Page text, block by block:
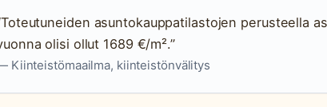
asuntokauppatilastojen perusteella
olisi ollut 1689 €/m².”
Kiinteistömaailma, kiinteistönvälitys